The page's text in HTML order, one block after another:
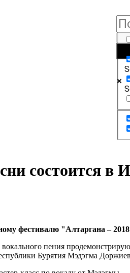
состоится в
фестивалю "Алтаргана –
пения
Бурятия Мэдэгма